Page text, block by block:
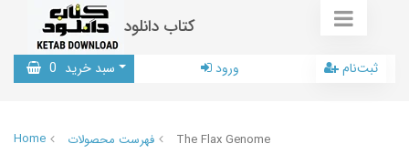
کتاب دانلود
سبد خرید 0 ورود ثبت‌نام
Home فهرست محصولات The Flax Genome